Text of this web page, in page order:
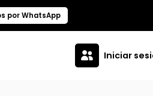
por WhatsApp
Iniciar